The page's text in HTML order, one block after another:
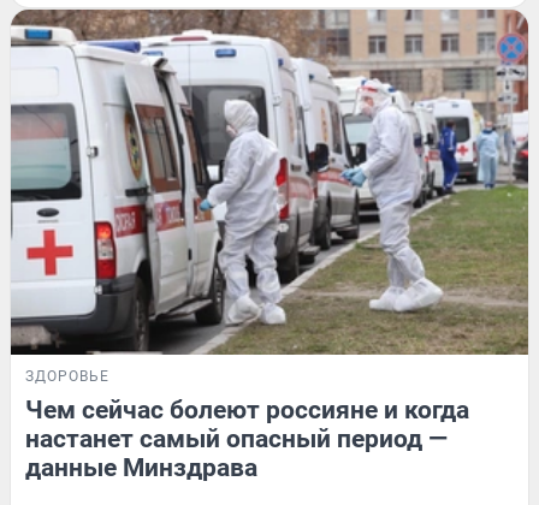
ЗДОРОВЬЕ
Чем сейчас болеют россияне и когда
настанет самый опасный период —
данные Минздрава